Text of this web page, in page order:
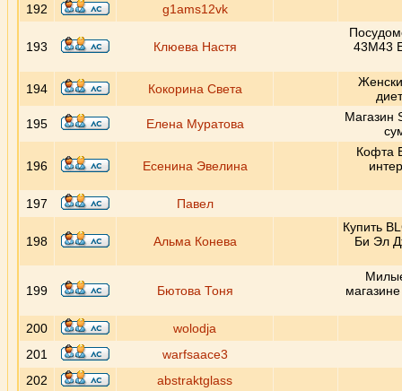
192
g1ams12vk
193 Клюева Настя
43M43
194 Кокорина Света
195
Елена Муратова
Магазин
196 Есенина Эвелина
Кофта
197 Павел
198 Альма Конева
Купить
Би Эл
199 Бютова Тоня
200
wolodja
201
warfsaace3
202
abstraktglass